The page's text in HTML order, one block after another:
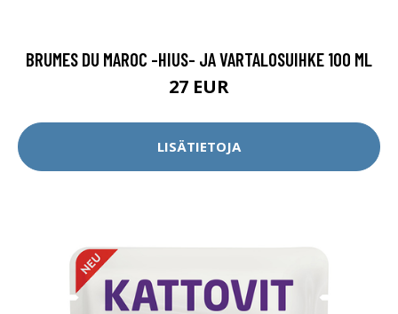
BRUMES DU MAROC -HIUS- JA VARTALOSUIHKE 100 ML
27 EUR
LISÄTIETOJA